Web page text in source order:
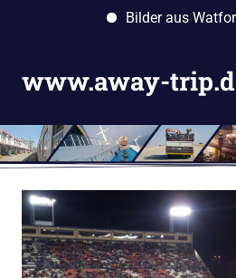
Bilder aus Watford
springen
www.away-